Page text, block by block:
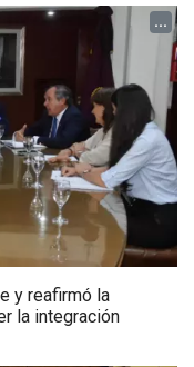
...
y reafirmó la
la integración